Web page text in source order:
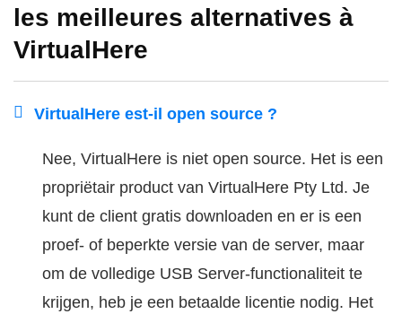
les meilleures alternatives à
VirtualHere
VirtualHere est-il open source ?
Nee, VirtualHere is niet open source. Het is een
propriëtair product van VirtualHere Pty Ltd. Je
kunt de client gratis downloaden en er is een
proef- of beperkte versie van de server, maar
om de volledige USB Server-functionaliteit te
krijgen, heb je een betaalde licentie nodig. Het